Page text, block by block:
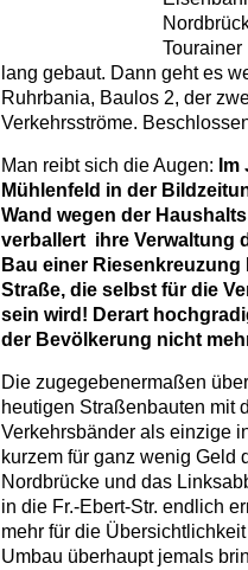
lang gebaut. Dann geht es
Ruhrbania, Baulos 2, der
Verkehrsströme.
Man reibt sich die Augen:
Mühlenfeld in der
Wand wegen der
verballert ihre Verwaltung
Bau einer
Straße, die selbst für die
sein wird! Derart
der Bevölkerung nicht
Die zugegebenermaßen
heutigen Straßenbauten mit
Verkehrsbänder als einzige
kurzem für ganz wenig Geld
Nordbrücke und das
in die Fr.-Ebert-Str. endlich
mehr für die
Umbau überhaupt jemals